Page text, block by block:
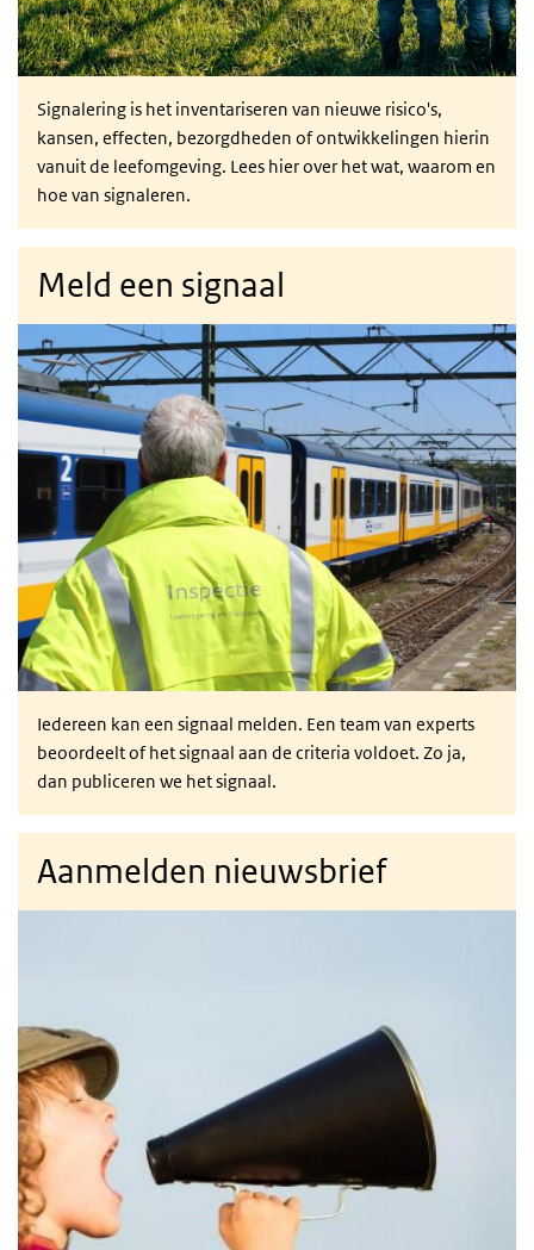
Signalering is het inventariseren van nieuwe risico's,
kansen, effecten, bezorgdheden of ontwikkelingen hierin
vanuit de leefomgeving. Lees hier over het wat, waarom en
hoe van signaleren.
Meld een signaal
Iedereen kan een signaal melden. Een team van experts
beoordeelt of het signaal aan de criteria voldoet. Zo ja,
dan publiceren we het signaal.
Aanmelden nieuwsbrief